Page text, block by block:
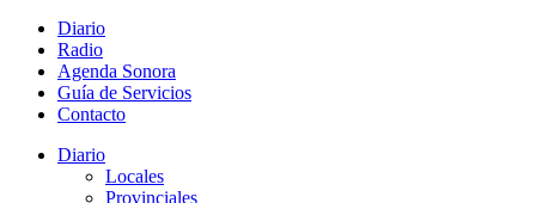
Diario
Radio
Agenda Sonora
Guía de Servicios
Contacto
Diario
Locales
Provinciales